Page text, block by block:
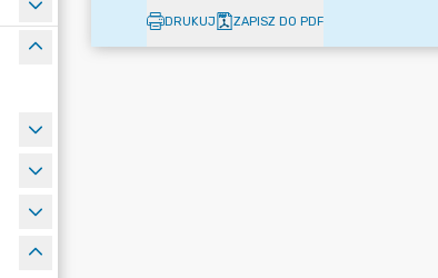
DRUKUJ ZAPISZ DO PDF